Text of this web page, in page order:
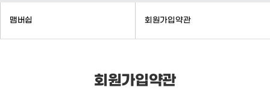
맴버쉽 회원가입약관
회원가입약관